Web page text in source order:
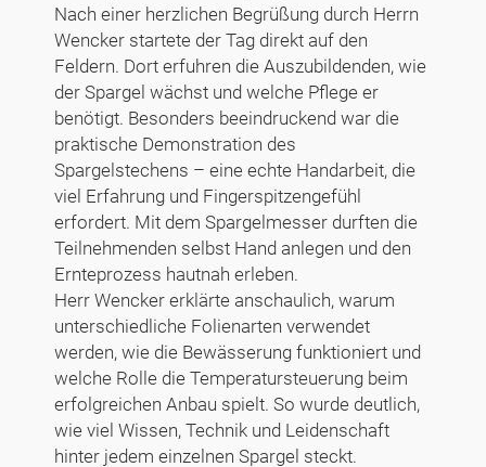
Nach einer herzlichen Begrüßung durch Herrn
Wencker startete der Tag direkt auf den
Feldern. Dort erfuhren die Auszubildenden, wie
der Spargel wächst und welche Pflege er
benötigt. Besonders beeindruckend war die
praktische Demonstration des
Spargelstechens – eine echte Handarbeit, die
viel Erfahrung und Fingerspitzengefühl
erfordert. Mit dem Spargelmesser durften die
Teilnehmenden selbst Hand anlegen und den
Ernteprozess hautnah erleben.
Herr Wencker erklärte anschaulich, warum
unterschiedliche Folienarten verwendet
werden, wie die Bewässerung funktioniert und
welche Rolle die Temperatursteuerung beim
erfolgreichen Anbau spielt. So wurde deutlich,
wie viel Wissen, Technik und Leidenschaft
hinter jedem einzelnen Spargel steckt.